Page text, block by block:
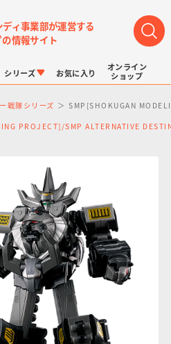
ィ事業部が運営する
情報サイト
ュアシリーズ
ムシリーズ
ドラゴンボール
アンパンマン
シリーズ
チョコサプ
めーしょん
エアシール
ポケモンキッズ
ポケモンスケールワ
ールド
お気に入り
オンライン
ショップ
戦隊シリーズ SMP[SHOKUGAN
PROJECT]/SMP ALTERNATIVE